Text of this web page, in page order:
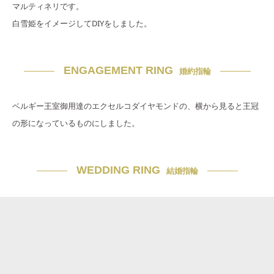
マルティネリです。
白雪姫をイメージしてDIYをしました。
ENGAGEMENT RING 婚約指輪
ベルギー王室御用達のエクセルコダイヤモンドの、横から見ると王冠
の形になっているものにしました。
WEDDING RING 結婚指輪